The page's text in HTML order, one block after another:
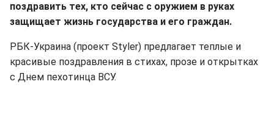
поздравить тех, кто сейчас с оружием в руках
защищает жизнь государства и его граждан.
РБК-Украина (проект Styler) предлагает теплые и
красивые поздравления в стихах, прозе и открытках
с Днем пехотинца ВСУ.